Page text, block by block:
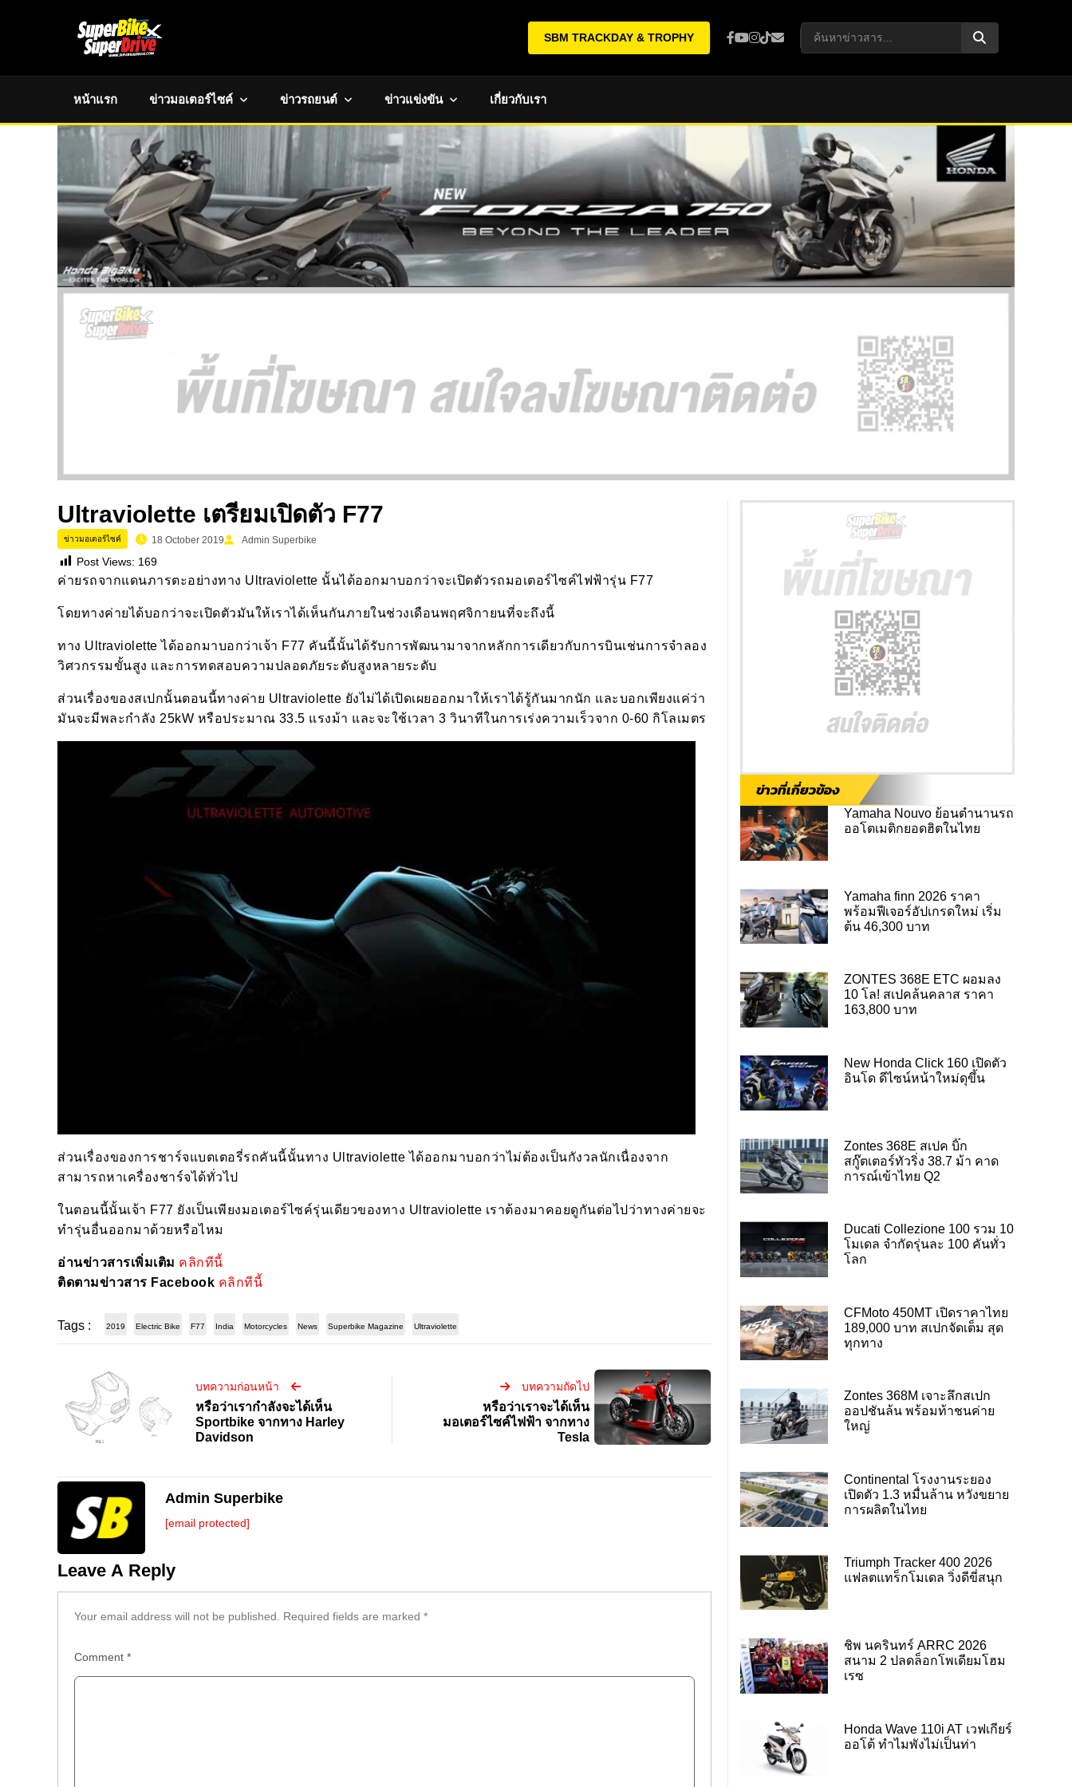
SBM TRACKDAY & TROPHY
หน้าแรก ข่าวมอเตอร์ไซค์ ข่าวรถยนต์ ข่าวแข่งขัน เกี่ยวกับเรา
Ultraviolette เตรียมเปิดตัว F77
ข่าวมอเตอร์ไซค์ 18 October 2019 Admin Superbike
Post Views: 169
ค่ายรถจากแดนภารตะอย่างทาง Ultraviolette นั้นได้ออกมาบอกว่าจะเปิดตัวรถมอเตอร์ไซค์ไฟฟ้ารุ่น F77
โดยทางค่ายได้บอกว่าจะเปิดตัวมันให้เราได้เห็นกันภายในช่วงเดือนพฤศจิกายนที่จะถึงนี้
ทาง Ultraviolette ได้ออกมาบอกว่าเจ้า F77 คันนี้นั้นได้รับการพัฒนามาจากหลักการเดียวกับการบินเช่นการจำลอง
วิศวกรรมขั้นสูง และการทดสอบความปลอดภัยระดับสูงหลายระดับ
ส่วนเรื่องของสเปกนั้นตอนนี้ทางค่าย Ultraviolette ยังไม่ได้เปิดเผยออกมาให้เราได้รู้กันมากนัก และบอกเพียงแค่ว่า
มันจะมีพละกำลัง 25kW หรือประมาณ 33.5 แรงม้า และจะใช้เวลา 3 วินาทีในการเร่งความเร็วจาก 0-60 กิโลเมตร
ส่วนเรื่องของการชาร์จแบตเตอรี่รถคันนี้นั้นทาง Ultraviolette ได้ออกมาบอกว่าไม่ต้องเป็นกังวลนักเนื่องจาก
สามารถหาเครื่องชาร์จได้ทั่วไป
ในตอนนี้นั้นเจ้า F77 ยังเป็นเพียงมอเตอร์ไซค์รุ่นเดียวของทาง Ultraviolette เราต้องมาคอยดูกันต่อไปว่าทางค่ายจะ
ทำรุ่นอื่นออกมาด้วยหรือไหม
อ่านข่าวสารเพิ่มเติม คลิกทีนี้
ติดตามข่าวสาร Facebook คลิกทีนี้
Tags : 2019 Electric Bike F77 India Motorcycles News Superbike Magazine Ultraviolette
บทความก่อนหน้า
หรือว่าเรากำลังจะได้เห็น
Sportbike จากทาง Harley
Davidson
บทความถัดไป
หรือว่าเราจะได้เห็น
มอเตอร์ไซค์ไฟฟ้า จากทาง
Tesla
Admin Superbike
[email protected]
Leave A Reply
Your email address will not be published. Required fields are marked *
Comment*
ข่าวที่เกี่ยวข้อง
Yamaha Nouvo ย้อนตำนานรถ
ออโตเมติกยอดฮิตในไทย
Yamaha finn 2026 ราคา
พร้อมฟีเจอร์อัปเกรดใหม่ เริ่ม
ต้น 46,300 บาท
ZONTES 368E ETC ผอมลง
10 โล! สเปคล้นคลาส ราคา
163,800 บาท
New Honda Click 160 เปิดตัว
อินโด ดีไซน์หน้าใหม่ดุขึ้น
Zontes 368E สเปค บิ๊ก
สกู๊ตเตอร์ทัวริ่ง 38.7 ม้า คาด
การณ์เข้าไทย Q2
Ducati Collezione 100 รวม 10
โมเดล จำกัดรุ่นละ 100 คันทั่ว
โลก
CFMoto 450MT เปิดราคาไทย
189,000 บาท สเปกจัดเต็ม สุด
ทุกทาง
Zontes 368M เจาะลึกสเปก
ออปชันล้น พร้อมท้าชนค่าย
ใหญ่
Continental โรงงานระยอง
เปิดตัว 1.3 หมื่นล้าน หวังขยาย
การผลิตในไทย
Triumph Tracker 400 2026
แฟลตแทร็กโมเดล วิ่งดีขี่สนุก
ชิพ นครินทร์ ARRC 2026
สนาม 2 ปลดล็อกโพเดียมโฮม
เรซ
Honda Wave 110i AT เวฟเกียร์
ออโต้ ทำไมพังไม่เป็นท่า